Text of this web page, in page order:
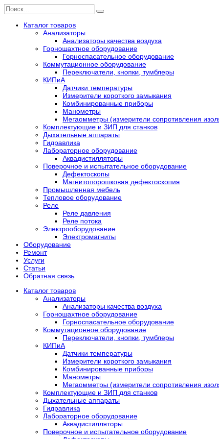
Перейти
к
содержанию
Search
for:
Каталог товаров
Анализаторы
Анализаторы качества воздуха
Горношахтное оборудование
Горноспасательное оборудование
Коммутационное оборудование
Переключатели, кнопки, тумблеры
КИПиА
Датчики температуры
Измерители короткого замыкания
Комбинированные приборы
Манометры
Мегаомметры (измерители сопротивления
Комплектующие и ЗИП для станков
Дыхательные аппараты
Гидравлика
Лабораторное оборудование
Аквадистилляторы
Поверочное и испытательное оборудование
Дефектоскопы
Магнитопорошковая дефектоскопия
Промышленная мебель
Тепловое оборудование
Реле
Реле давления
Реле потока
Электрооборудование
Электромагниты
Оборудование
Ремонт
Услуги
Статьи
Обратная связь
Каталог товаров
Анализаторы
Анализаторы качества воздуха
Горношахтное оборудование
Горноспасательное оборудование
Коммутационное оборудование
Переключатели, кнопки, тумблеры
КИПиА
Датчики температуры
Измерители короткого замыкания
Комбинированные приборы
Манометры
Мегаомметры (измерители сопротивления
Комплектующие и ЗИП для станков
Дыхательные аппараты
Гидравлика
Лабораторное оборудование
Аквадистилляторы
Поверочное и испытательное оборудование